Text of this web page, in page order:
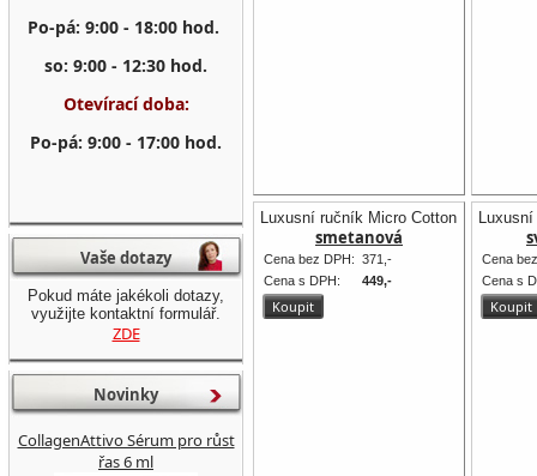
Luxusní ručník Micro Cotton 50 x 100
smetanová
Cena bez DPH: 371,-
Cena s DPH:
449,-
Cena
Cena s
Po-pá: 9:00 - 18:00 hod.
so: 9:00 - 12:30 hod.
Otevírací doba:
Po-pá: 9:00 - 17:00 hod.
Vaše dotazy
Pokud máte jakékoli dotazy,
využijte kontaktní formulář.
ZDE
Novinky
CollagenAttivo Sérum pro růst
řas 6 ml